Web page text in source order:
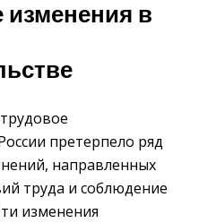
в
претерпело ряд
направленных
труда и соблюдение
изменения